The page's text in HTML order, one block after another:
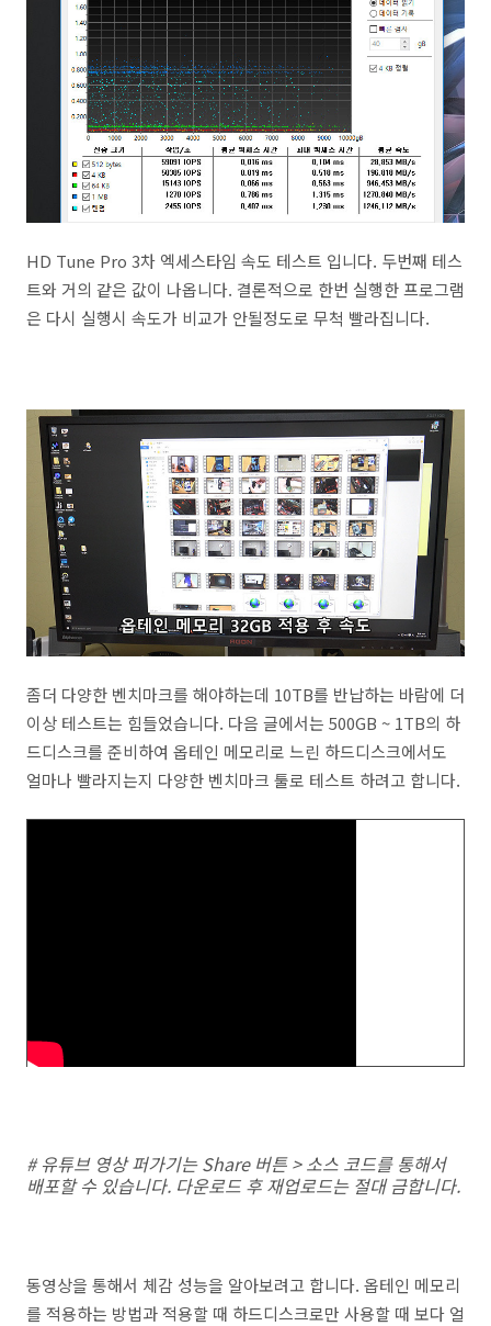
HD Tune Pro 3차 엑세스타임 속도 테스트 입니다. 두번째 테스
트와 거의 같은 값이 나옵니다. 결론적으로 한번 실행한 프로그램
은 다시 실행시 속도가 비교가 안될정도로 무척 빨라집니다.
좀더 다양한 벤치마크를 해야하는데 10TB를 반납하는 바람에 더
이상 테스트는 힘들었습니다. 다음 글에서는 500GB ~ 1TB의 하
드디스크를 준비하여 옵테인 메모리로 느린 하드디스크에서도
얼마나 빨라지는지 다양한 벤치마크 툴로 테스트 하려고 합니다.
# 유튜브 영상 퍼가기는 Share 버튼 > 소스 코드를 통해서
배포할 수 있습니다. 다운로드 후 재업로드는 절대 금합니다.
동영상을 통해서 체감 성능을 알아보려고 합니다. 옵테인 메모리
를 적용하는 방법과 적용할 때 하드디스크로만 사용할 때 보다 얼